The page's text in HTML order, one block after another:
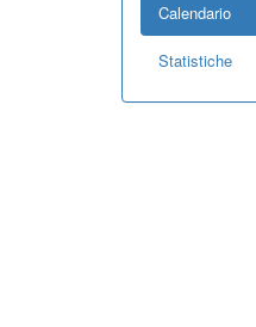
Calendario
Statistiche